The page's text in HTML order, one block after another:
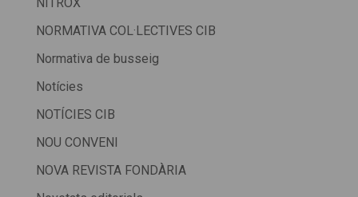
NITROX
NORMATIVA COL·LECTIVES CIB
Normativa de busseig
Notícies
NOTÍCIES CIB
NOU CONVENI
NOVA REVISTA FONDÀRIA